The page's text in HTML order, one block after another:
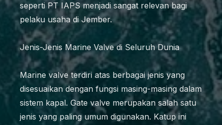
seperti PT IAPS menjadi sangat relevan bagi
pelaku usaha di Jember.
Jenis-Jenis Marine Valve di Seluruh Dunia
Marine valve terdiri atas berbagai jenis yang
disesuaikan dengan fungsi masing-masing dalam
sistem kapal. Gate valve merupakan salah satu
jenis yang paling umum digunakan. Katup ini